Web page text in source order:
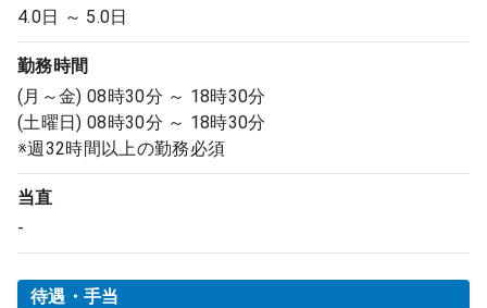
4.0日 ～ 5.0日
勤務時間
(月～金) 08時30分 ～ 18時30分
(土曜日) 08時30分 ～ 18時30分
※週32時間以上の勤務必須
当直
-
待遇・手当